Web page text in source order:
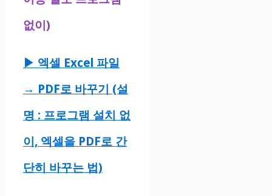
없이)
▶ 엑셀 Excel 파일
→ PDF로 바꾸기 (설
명 : 프로그램 설치 없
이, 엑셀을 PDF로 간
단히 바꾸는 법)